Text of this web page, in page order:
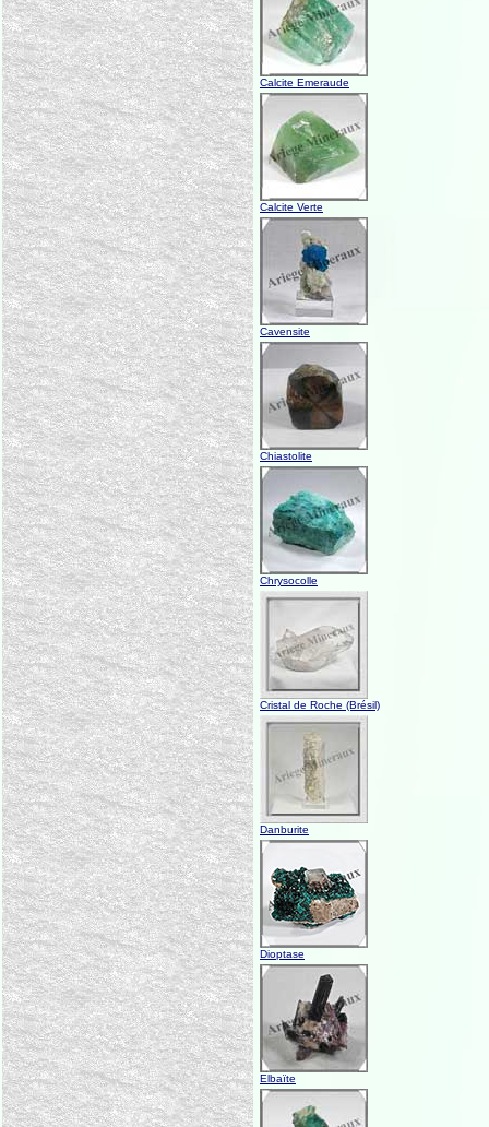
Calcite Emeraude
Calcite Verte
Cavensite
Chiastolite
Chrysocolle
Cristal de Roche (Brésil)
Danburite
Dioptase
Elbaïte